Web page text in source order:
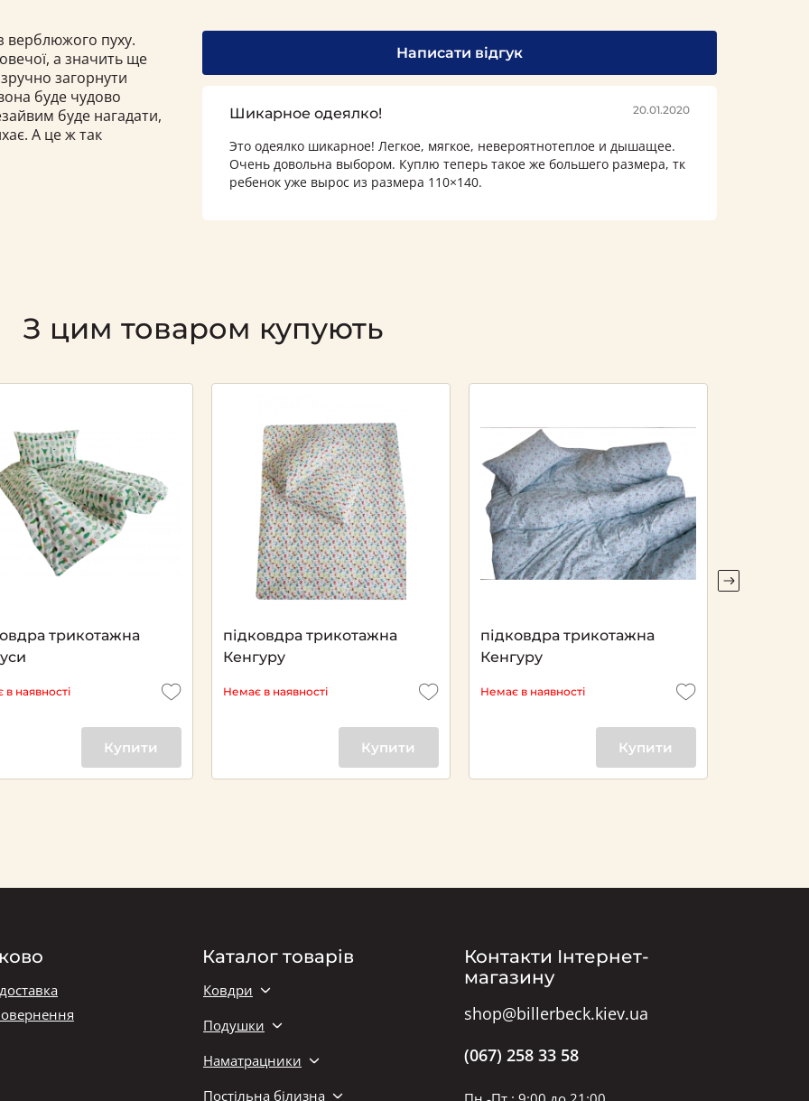
верблюжого пуху.
а значить ще
загорнути
буде чудово
буде нагадати,
А це ж так
Написати відгук
Шикарное одеялко! 20.01.2020
Это одеялко шикарное! Легкое, мягкое, невероятнотеплое и дышащее.
Очень довольна выбором. Куплю теперь такое же большего размера, тк
ребенок уже вырос из размера 110×140.
З цим товаром купують
трикотажна
наявності
Купити
підковдра трикотажна
Кенгуру
Немає в наявності
Купити
підковдра трикотажна
Кенгуру
Немає в наявності
Купити
Next
Каталог товарів
Ковдри
Подушки
Наматрацники
Постільна білизна
Контакти Інтернет-
магазину
shop@billerbeck.kiev.ua
(067) 258 33 58